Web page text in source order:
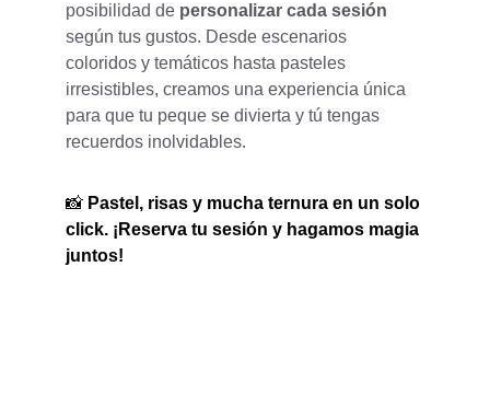
posibilidad de personalizar cada sesión
según tus gustos. Desde escenarios
coloridos y temáticos hasta pasteles
irresistibles, creamos una experiencia única
para que tu peque se divierta y tú tengas
recuerdos inolvidables.
📸 Pastel, risas y mucha ternura en un solo
click. ¡Reserva tu sesión y hagamos magia
juntos!